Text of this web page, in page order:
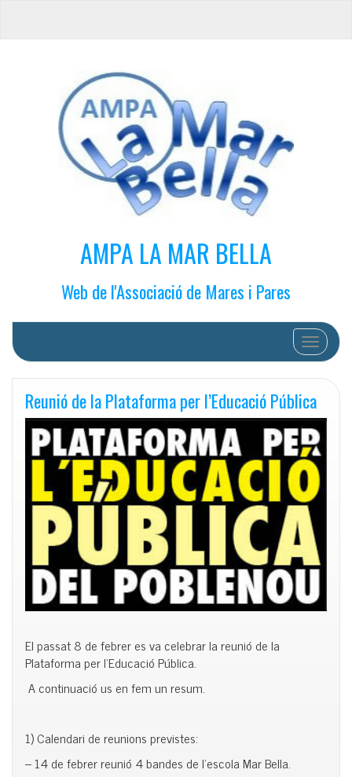
AMPA LA MAR BELLA
Web de l'Associació de Mares i Pares
Cambiar
Reunió de la Plataforma per l’Educació Pública
El passat 8 de febrer es va celebrar la reunió de la
Plataforma per l’Educació Pública.
A continuació us en fem un resum.
1) Calendari de reunions previstes:
– 14 de febrer reunió 4 bandes de l’escola Mar Bella.